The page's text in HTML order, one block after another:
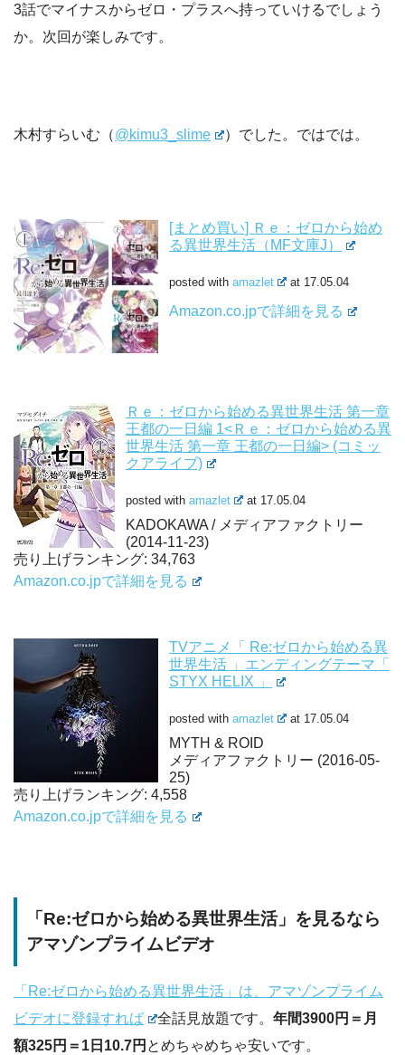
3話でマイナスからゼロ・プラスへ持っていけるでしょう
か。次回が楽しみです。
木村すらいむ（@kimu3_slime ）でした。ではでは。
[まとめ買い] Ｒｅ：ゼロから始め
る異世界生活（MF文庫J）
posted with amazlet at 17.05.04
Amazon.co.jpで詳細を見る
Ｒｅ：ゼロから始める異世界生活 第一章
王都の一日編 1<Ｒｅ：ゼロから始める異
世界生活 第一章 王都の一日編> (コミッ
クアライブ)
posted with amazlet at 17.05.04
KADOKAWA / メディアファクトリー
(2014-11-23)
売り上げランキング: 34,763
Amazon.co.jpで詳細を見る
TVアニメ「 Re:ゼロから始める異
世界生活 」エンディングテーマ「
STYX HELIX 」
posted with amazlet at 17.05.04
MYTH & ROID
メディアファクトリー (2016-05-
25)
売り上げランキング: 4,558
Amazon.co.jpで詳細を見る
「Re:ゼロから始める異世界生活」を見るなら
アマゾンプライムビデオ
「Re:ゼロから始める異世界生活」は、アマゾンプライム
ビデオに登録すれば
全話見放題です。 年間3900円＝月
額325円＝1日10.7円 とめちゃめちゃ安いです。